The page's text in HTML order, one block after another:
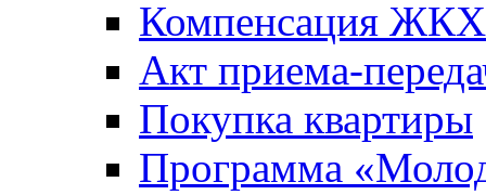
Компенсация ЖКХ
Акт приема-
Покупка квартиры
Программа